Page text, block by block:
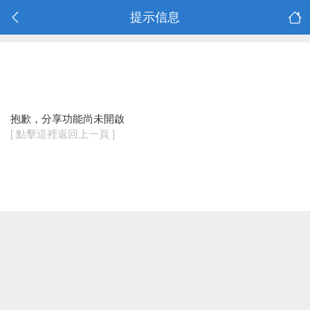
提示信息
抱歉，分享功能尚未開啟
[ 點擊這裡返回上一頁 ]